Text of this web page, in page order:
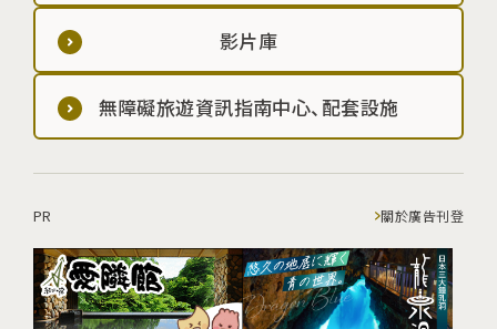
影片庫
無障礙旅遊資訊指南中心、配套設施
PR 關於廣告刊登